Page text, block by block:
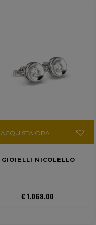
ACQUISTA ORA
GIOIELLI NICOLELLO
€ 1.068,00